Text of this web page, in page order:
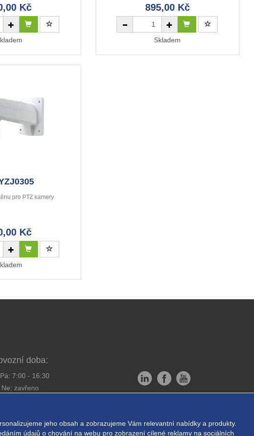
jeho obsah a zobrazujeme Vám relevantní nabídky a produkty.
údajů o chování na webu pro zobrazení cílené reklamy na sociálních
Kč 895,00 Kč
Skladem
pro PTZ kamery
Kč
doba:
7:00 - 16:30
Ne: zavřeno
soukromí
Powered by ABRA E-shop